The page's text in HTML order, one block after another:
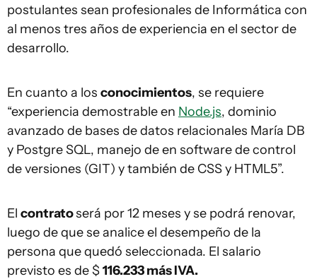
postulantes sean profesionales de Informática con
al menos tres años de experiencia en el sector de
desarrollo.
En cuanto a los conocimientos, se requiere
“experiencia demostrable en Node.js, dominio
avanzado de bases de datos relacionales María DB
y Postgre SQL, manejo de en software de control
de versiones (GIT) y también de CSS y HTML5”.
El contratoserá por 12 meses y se podrá renovar,
luego de que se analice el desempeño de la
persona que quedó seleccionada. El salario
previsto es de $116.233 más IVA.